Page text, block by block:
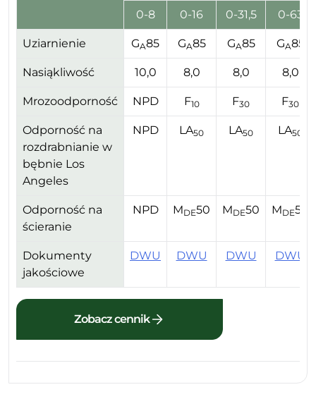
0-8 0-16 0-31,5 0-63
Uziarnienie GA85 GA85 GA85 GA85
Nasiąkliwość 10,0 8,0 8,0 8,0
Mrozoodporność NPD F10 F30 F30
Odporność na
rozdrabnianie w
bębnie Los
Angeles
NPD LA50 LA50 LA50
Odporność na
ścieranie
NPD MDE50 MDE50 MDE50
Dokumenty
jakościowe
DWU DWU DWU DWU
Zobacz cennik